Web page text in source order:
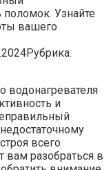
Узнайте
вашего
Рубрика:
водонагревателя
и
всего
вам разобраться в